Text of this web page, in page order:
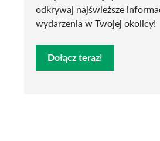
odkrywaj najświeższe
wydarzenia w Twojej okolicy!
Dołącz teraz!